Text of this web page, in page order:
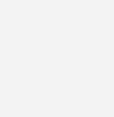
am besten
der Flexibilität